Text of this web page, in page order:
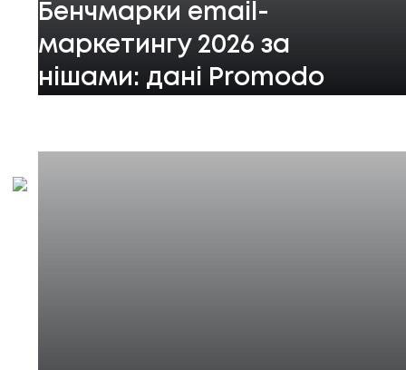
Бенчмарки email-
маркетингу 2026 за
нішами: дані Promodo